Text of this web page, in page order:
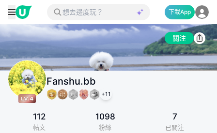
下載App
關注
Fanshu.bb
+11
112
帖文
1098
粉絲
7
已關注